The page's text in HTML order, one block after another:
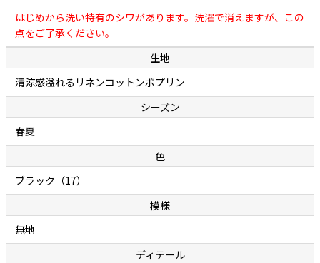
厳選されたリネンとコットンの二者混素材を原料にした細番手糸を負
荷がかからないように低速で織り上げたポプリンは、涼しげな風合い
とさらっとした爽やかな肌触りを合わせ持ち、汗でベトつきにくく
（生地が肌に張り付きにくく）夏でも快適に着用できることが特徴で
す。さりげない節（ふし）のある涼しげな表情ですが、実際にはリネ
ンの混率は約半分なので、リネン100%に比べて深いシワが入りにくく
扱いやすいこともポイントです。爽やかさの中にも優しさが感じられ
る、リネンとコットン両者の持ち味がよく表れた秀逸ファブリックで
ボレッリのカジュアルシャツには、洗い（ウォッシュ）が施されてい
ます。洗いを施すことで生地のコシが程よく抜け、独特なやわらかさ
と肌に馴染むタッチが生み出されています。面倒なアイロン掛けは不
要。洗いざらしでカッコよく着て頂けます。
はじめから洗い特有のシワがあります。洗濯で消えますが、この
点をご了承ください。
生地
清涼感溢れるリネンコットンポプリン
シーズン
春夏
色
ブラック（17）
模様
無地
ディテール